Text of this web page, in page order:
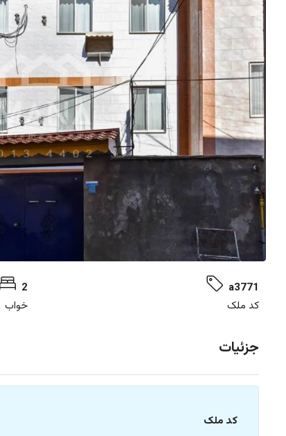
a3771
کد ملک
2
خواب
جزئیات
کد ملک